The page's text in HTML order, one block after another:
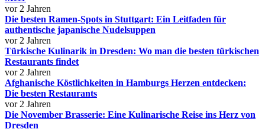
vor 2 Jahren
Die besten Ramen-Spots in Stuttgart: Ein Leitfaden für
authentische japanische Nudelsuppen
vor 2 Jahren
Türkische Kulinarik in Dresden: Wo man die besten türkischen
Restaurants findet
vor 2 Jahren
Afghanische Köstlichkeiten in Hamburgs Herzen entdecken:
Die besten Restaurants
vor 2 Jahren
Die November Brasserie: Eine Kulinarische Reise ins Herz von
Dresden